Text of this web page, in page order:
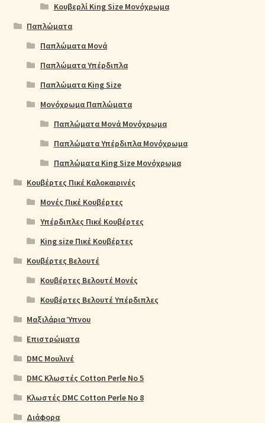
Κουβερλί King Size Μονόχρωμα
Παπλώματα
Παπλώματα Μονά
Παπλώματα Υπέρδιπλα
Παπλώματα King Size
Μονόχρωμα Παπλώματα
Παπλώματα Μονά Μονόχρωμα
Παπλώματα Υπέρδιπλα Μονόχρωμα
Παπλώματα King Size Μονόχρωμα
Κουβέρτες Πικέ Καλοκαιρινές
Μονές Πικέ Κουβέρτες
Υπέρδιπλες Πικέ Κουβέρτες
King size Πικέ Κουβέρτες
Κουβέρτες Βελουτέ
Κουβέρτες Βελουτέ Μονές
Κουβέρτες Βελουτέ Υπέρδιπλες
Μαξιλάρια Ύπνου
Επιστρώματα
DMC Μουλινέ
DMC Κλωστές Cotton Perle No 5
Κλωστές DMC Cotton Perle No 8
Διάφορα